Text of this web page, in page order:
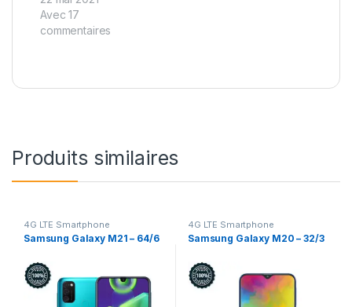
Avec 17
commentaires
Produits similaires
4G LTE Smartphone
Samsung Galaxy M21 – 64/6
4G LTE Smartphone
Samsung Galaxy M20 – 32/3